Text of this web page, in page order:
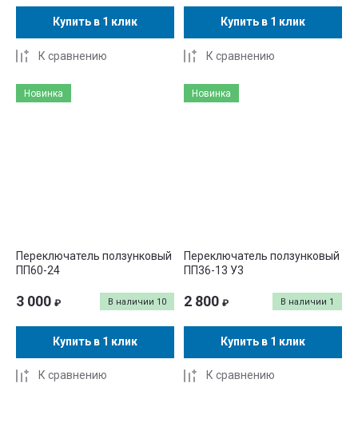
Купить в 1 клик
К сравнению
Купить в 1 клик
К сравнению
Новинка
Переключатель ползунковый
ПП60-24
В наличии 10
3 000 ₽
Купить в 1 клик
К сравнению
Новинка
Переключатель ползунковый
ПП36-13 У3
В наличии 1
2 800 ₽
Купить в 1 клик
К сравнению